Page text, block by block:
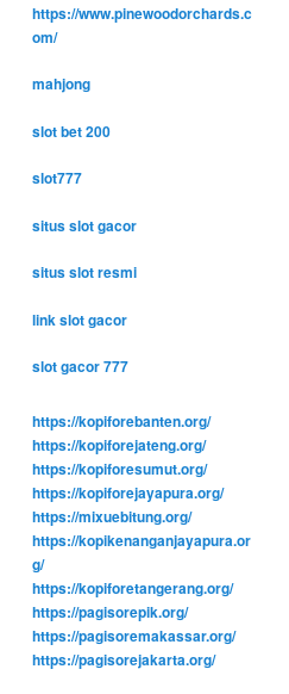
https://www.pinewoodorchards.c
om/
mahjong
slot bet 200
slot777
situs slot gacor
situs slot resmi
link slot gacor
slot gacor 777
https://kopiforebanten.org/
https://kopiforejateng.org/
https://kopiforesumut.org/
https://kopiforejayapura.org/
https://mixuebitung.org/
https://kopikenanganjayapura.or
g/
https://kopiforetangerang.org/
https://pagisorepik.org/
https://pagisoremakassar.org/
https://pagisorejakarta.org/